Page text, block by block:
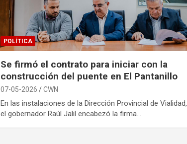
POLÍTICA
Se firmó el contrato para iniciar con la
construcción del puente en El Pantanillo
07-05-2026 CWN
En las instalaciones de la Dirección Provincial de Vialidad,
el gobernador Raúl Jalil encabezó la firma…